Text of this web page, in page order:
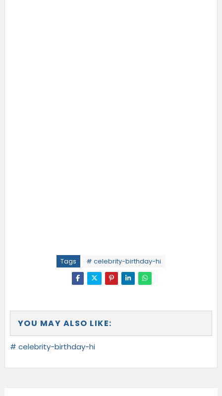
Tags # celebrity-birthday-hi
YOU MAY ALSO LIKE:
# celebrity-birthday-hi